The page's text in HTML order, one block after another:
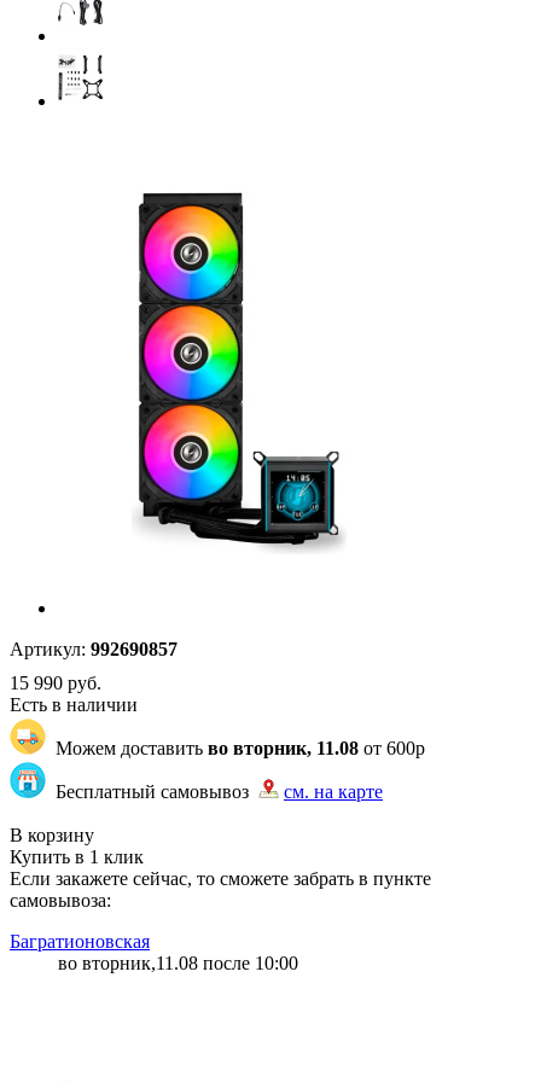
Артикул: 992690857
15 990 руб.
Есть в наличии
Можем доставить во вторник, 11.08 от 600р
Бесплатный самовывоз
см. на карте
В корзину
Купить в 1 клик
Если закажете сейчас, то сможете забрать в пункте
самовывоза:
Багратионовская
во вторник,11.08 после 10:00